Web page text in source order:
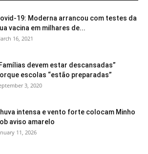
19: Moderna arrancou com testes da
vacina em milhares de...
16, 2021
devem estar descansadas”
escolas “estão preparadas”
3, 2020
intensa e vento forte colocam Minho
aviso amarelo
11, 2026